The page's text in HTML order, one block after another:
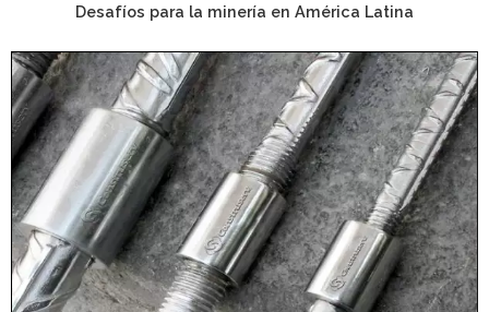
Desafíos para la minería en América Latina